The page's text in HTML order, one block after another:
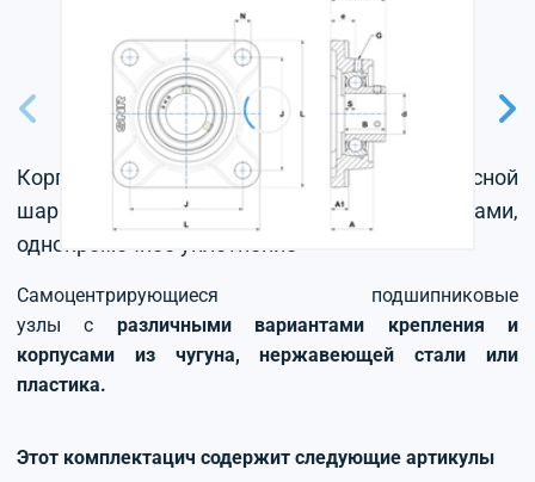
Корпус из серого чугуна, радиальный корпусной
шарикоподшипник с установочными винтами,
однокромочное уплотнение
Самоцентрирующиеся подшипниковые
узлы с различными вариантами крепления и
корпусами из чугуна, нержавеющей стали или
пластика.
Этот комплектацич содержит следующие артикулы